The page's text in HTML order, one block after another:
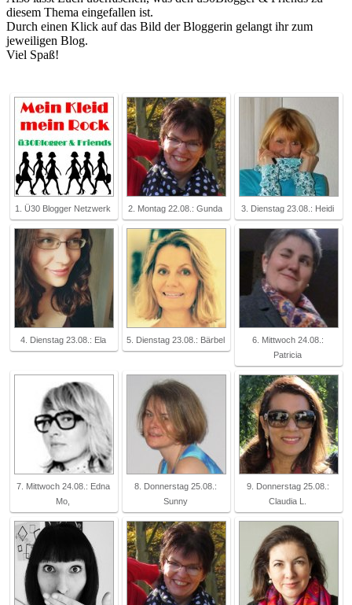
diesem Thema eingefallen ist.
Durch einen Klick auf das Bild der Bloggerin gelangt ihr zum
jeweiligen Blog.
Viel Spaß!
1. Ü30 Blogger Netzwerk 2. Montag 22.08.: Gunda 3. Dienstag 23.08.: Heidi
4. Dienstag 23.08.: Ela 5. Dienstag 23.08.: Bärbel
6. Mittwoch 24.08.:
Patricia
7. Mittwoch 24.08.: Edna
Mo,
8. Donnerstag 25.08.:
Sunny
9. Donnerstag 25.08.:
Claudia L.